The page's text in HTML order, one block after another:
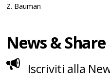
Z. Bauman
News & Share
Iscriviti alla